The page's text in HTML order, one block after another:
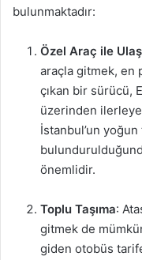
bulunmaktadır:
Özel Araç ile
araçla gitmek, en
çıkan bir sürücü,
üzerinden
İstanbul’un
önemlidir.
Toplu Taşıma:
gitmek de
giden otobüs